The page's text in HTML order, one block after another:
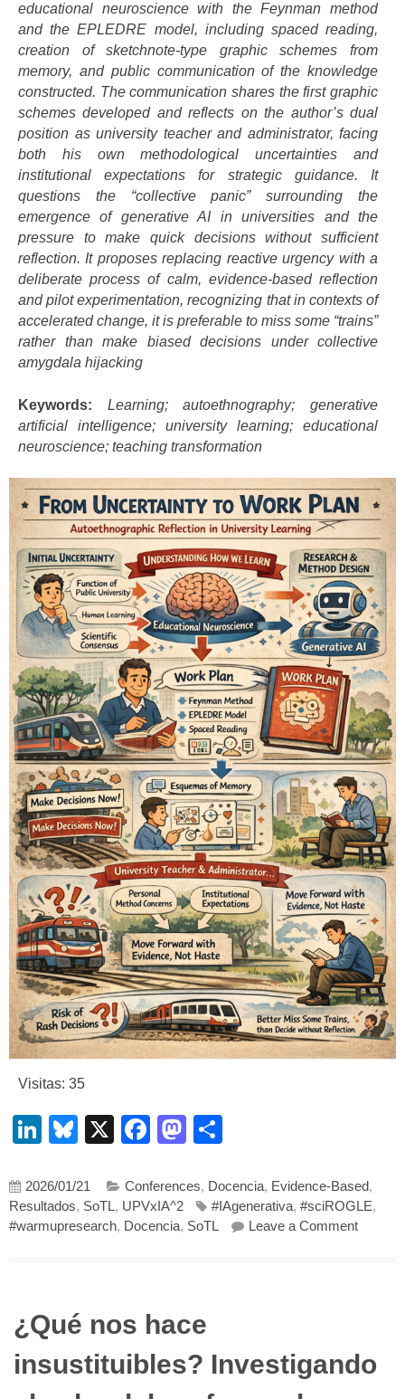
educational neuroscience with the Feynman method
and the EPLEDRE model, including spaced reading,
creation of sketchnote-type graphic schemes from
memory, and public communication of the knowledge
constructed. The communication shares the first graphic
schemes developed and reflects on the author’s dual
position as university teacher and administrator, facing
both his own methodological uncertainties and
institutional expectations for strategic guidance. It
questions the “collective panic” surrounding the
emergence of generative AI in universities and the
pressure to make quick decisions without sufficient
reflection. It proposes replacing reactive urgency with a
deliberate process of calm, evidence-based reflection
and pilot experimentation, recognizing that in contexts of
accelerated change, it is preferable to miss some “trains”
rather than make biased decisions under collective
amygdala hijacking
Keywords: Learning;autoethnography; generative
artificial intelligence; university learning; educational
neuroscience; teaching transformation
Visitas: 35
LinkedIn
Bluesky
X Facebook
Mastodon
2026/01/21 Conferences, Docencia, Evidence-Based,
Resultados, SoTL, UPVxIA^2 #IAgenerativa, #sciROGLE,
#warmupresearch, Docencia, SoTL Leave a Commenton
¿Qué nos hace
insustituibles? Investigando